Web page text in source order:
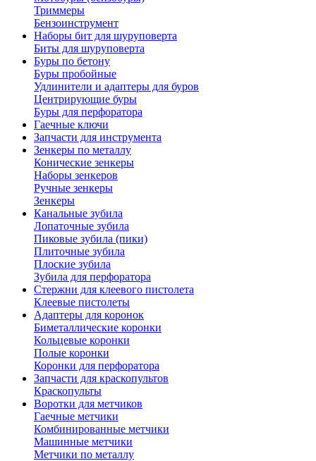
Триммеры
Бензоинструмент
Наборы бит для шуруповерта
Биты для шуруповерта
Буры по бетону
Буры пробойные
Удлинители и адаптеры для буров
Центрирующие буры
Буры для перфоратора
Гаечные ключи
Запчасти для инструмента
Зенкеры по металлу
Конические зенкеры
Наборы зенкеров
Ручные зенкеры
Зенкеры
Канальные зубила
Лопаточные зубила
Пиковые зубила (пики)
Плиточные зубила
Плоские зубила
Зубила для перфоратора
Стержни для клеевого пистолета
Клеевые пистолеты
Адаптеры для коронок
Биметаллические коронки
Кольцевые коронки
Полые коронки
Коронки для перфоратора
Запчасти для краскопультов
Краскопульты
Воротки для метчиков
Гаечные метчики
Комбинированные метчики
Машинные метчики
Метчики по металлу